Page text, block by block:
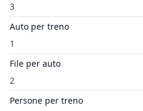
3
Auto per treno
1
File per auto
2
Persone per treno